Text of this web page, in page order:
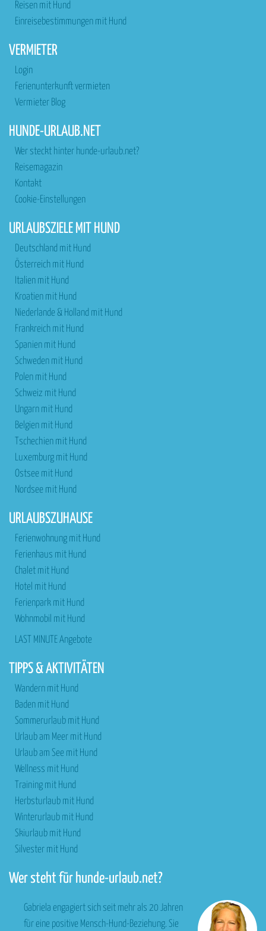
Reisen mit Hund
Einreisebestimmungen mit Hund
VERMIETER
Login
Ferienunterkunft vermieten
Vermieter Blog
HUNDE-URLAUB.NET
Wer steckt hinter hunde-urlaub.net?
Reisemagazin
Kontakt
Cookie-Einstellungen
URLAUBSZIELE MIT HUND
Deutschland mit Hund
Österreich mit Hund
Italien mit Hund
Kroatien mit Hund
Niederlande & Holland mit Hund
Frankreich mit Hund
Spanien mit Hund
Schweden mit Hund
Polen mit Hund
Schweiz mit Hund
Ungarn mit Hund
Belgien mit Hund
Tschechien mit Hund
Luxemburg mit Hund
Ostsee mit Hund
Nordsee mit Hund
URLAUBSZUHAUSE
Ferienwohnung mit Hund
Ferienhaus mit Hund
Chalet mit Hund
Hotel mit Hund
Ferienpark mit Hund
Wohnmobil mit Hund
LAST MINUTE Angebote
TIPPS & AKTIVITÄTEN
Wandern mit Hund
Baden mit Hund
Sommerurlaub mit Hund
Urlaub am Meer mit Hund
Urlaub am See mit Hund
Wellness mit Hund
Training mit Hund
Herbsturlaub mit Hund
Winterurlaub mit Hund
Skiurlaub mit Hund
Silvester mit Hund
Wer steht für hunde-urlaub.net?
Gabriela engagiert sich seit mehr als 20 Jahren
für eine positive Mensch-Hund-Beziehung. Sie